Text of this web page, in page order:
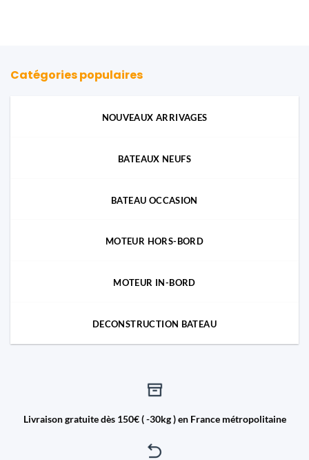
Catégories populaires
NOUVEAUX ARRIVAGES
BATEAUX NEUFS
BATEAU OCCASION
MOTEUR HORS-BORD
MOTEUR IN-BORD
DECONSTRUCTION BATEAU
Livraison gratuite dès 150€ ( -30kg ) en France métropolitaine